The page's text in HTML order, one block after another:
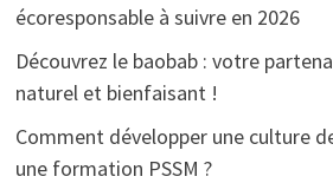
écoresponsable à suivre en 2026
Découvrez le baobab : votre
naturel et bienfaisant !
Comment développer une culture
une formation PSSM ?